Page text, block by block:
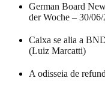
German Board
der Woche – 30/
Caixa se alia a
(Luiz Marcatti)
A odisseia de